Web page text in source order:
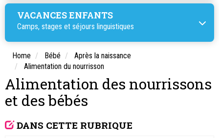
VACANCES ENFANTS
Camps, stages et séjours linguistiques
Home Bébé
Après la naissance
Alimentation du nourrisson
Alimentation des nourrissons
et des bébés
DANS CETTE RUBRIQUE